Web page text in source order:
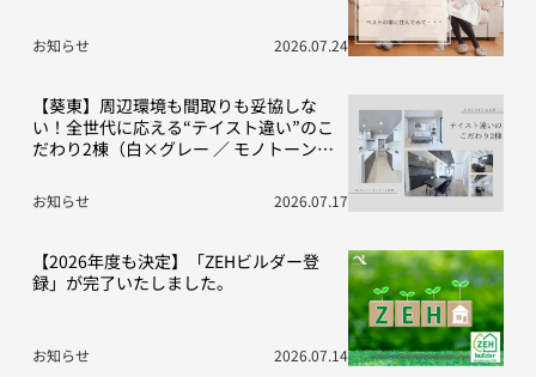
お知らせ 2026.07.24
【葵東】周辺環境も間取りも妥協しな
い！全世代に応える“テイスト違い”のこ
だわり2棟（白×グレー ／ モノトーン空
お知らせ 2026.07.17
【2026年度も決定】「ZEHビルダー登
録」が完了いたしました。
お知らせ 2026.07.14